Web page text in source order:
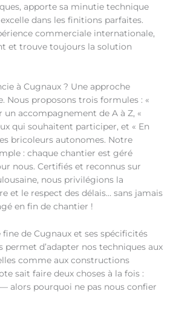
apporte sa minutie technique
dans les finitions parfaites.
commerciale internationale,
et trouve toujours la solution
à Cugnaux ? Une approche
Nous proposons trois formules : «
un accompagnement de A à Z, «
qui souhaitent participer, et « En
bricoleurs autonomes. Notre
: chaque chantier est géré
nous. Certifiés et reconnus sur
nous privilégions la
et le respect des délais… sans jamais
en fin de chantier !
de Cugnaux et ses spécificités
permet d’adapter nos techniques aux
comme aux constructions
sait faire deux choses à la fois :
alors pourquoi ne pas nous confier